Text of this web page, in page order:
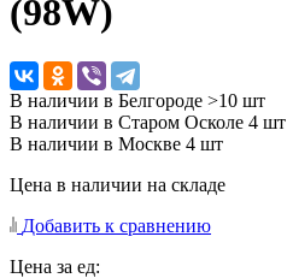
(98W)
В наличии в Белгороде >10 шт
В наличии в Старом Осколе 4 шт
В наличии в Москве 4 шт
Цена в наличии на складе
Добавить к сравнению
Цена за ед: